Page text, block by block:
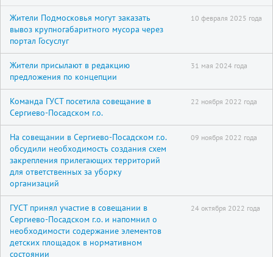
Жители Подмосковья могут заказать
вывоз крупногабаритного мусора через
портал Госуслуг
10 февраля 2025 года
Жители присылают в редакцию
предложения по концепции
31 мая 2024 года
Команда ГУСТ посетила совещание в
Сергиево-Посадском г.о.
22 ноября 2022 года
На совещании в Сергиево-Посадском г.о.
обсудили необходимость создания схем
закрепления прилегающих территорий
для ответственных за уборку
организаций
09 ноября 2022 года
ГУСТ принял участие в совещании в
Сергиево-Посадском г.о. и напомнил о
необходимости содержание элементов
детских площадок в нормативном
состоянии
24 октября 2022 года